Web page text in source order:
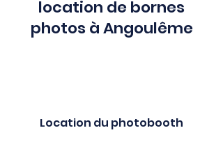
location de bornes
photos à Angoulême
Location du photobooth